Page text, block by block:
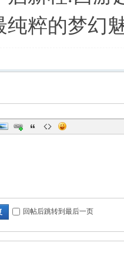
纯粹的梦幻
回帖后跳转到最后一页